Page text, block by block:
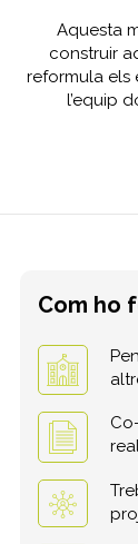
Aquesta
construir
reformula els
l’equip
Com ho